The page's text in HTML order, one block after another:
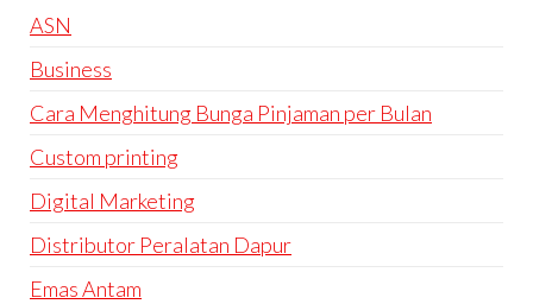
ASN
Business
Cara Menghitung Bunga Pinjaman per Bulan
Custom printing
Digital Marketing
Distributor Peralatan Dapur
Emas Antam